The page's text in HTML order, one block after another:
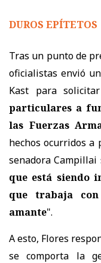
DUROS EPÍTETOS
Tras un punto de
oficialistas envió
Kast para
particulares a
las Fuerzas
hechos ocurridos a
senadora Campillai
que está siendo
que trabaja
amante".
A esto, Flores
se comporta la